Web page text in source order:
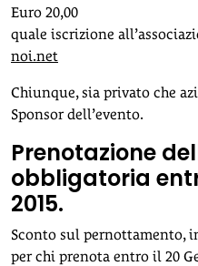
Euro 20,00
quale iscrizione
noi.net
Chiunque, sia privato che
Sponsor dell’evento.
Prenotazione
obbligatoria
2015.
Sconto sul pernottamento,
per chi prenota entro il 20